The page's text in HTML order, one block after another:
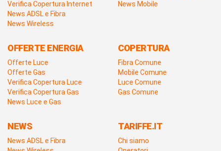
Verifica Copertura Internet
News ADSL e Fibra
News Wireless
News Mobile
OFFERTE ENERGIA
Offerte Luce
Offerte Gas
Verifica Copertura Luce
Verifica Copertura Gas
News Luce e Gas
COPERTURA
Fibra Comune
Mobile Comune
Luce Comune
Gas Comune
NEWS
News ADSL e Fibra
TARIFFE.IT
Chi siamo